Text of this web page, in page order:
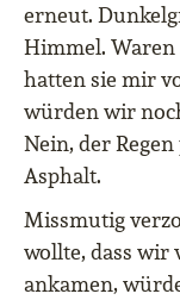
erneut.
Himmel. Waren
hatten sie mir
würden wir
Nein, der
Asphalt.
Missmutig
wollte, dass wir
ankamen,